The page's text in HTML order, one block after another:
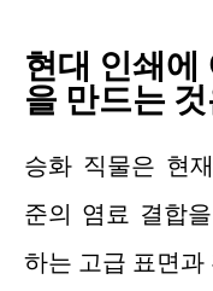
현대 인쇄에
을 만드는
승화 직물은 현
준의 염료 결합
하는 고급 표면과